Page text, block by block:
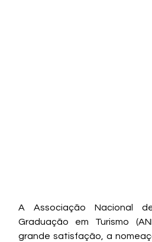
A Associação Nacional
Graduação em Turismo
grande satisfação, a